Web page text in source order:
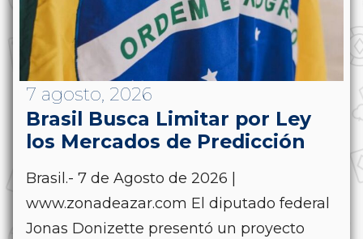
7 agosto, 2026
Brasil Busca Limitar por Ley
los Mercados de Predicción
Brasil.- 7 de Agosto de 2026 |
www.zonadeazar.com El diputado federal
Jonas Donizette presentó un proyecto